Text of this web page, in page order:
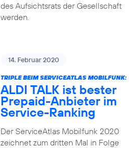
des Aufsichtsrats der Gesellschaft
werden.
14. Februar 2020
TRIPLE BEIM SERVICEATLAS MOBILFUNK:
ALDI TALK ist bester
Prepaid-Anbieter im
Service-Ranking
Der ServiceAtlas Mobilfunk 2020
zeichnet zum dritten Mal in Folge